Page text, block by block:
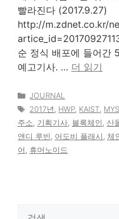
빨라진다 (2017.9.27)
http://m.zdnet.co.kr/
순 정식 배포에 들어간
예고기사. … 더 읽기
카
테
리
JOURNAL
태
그
2017년 , HWP, KAIST,
주소, 기획기사, 블록체인 , 산
앤디 루빈 , 어도비 플래시 , 체
어 , 휴머노이드